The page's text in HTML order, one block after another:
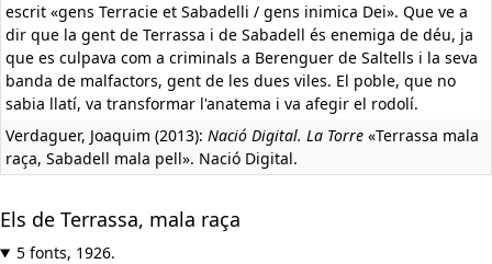
escrit «gens Terracie et Sabadelli / gens inimica Dei». Que ve a
dir que la gent de Terrassa i de Sabadell és enemiga de déu, ja
que es culpava com a criminals a Berenguer de Saltells i la seva
banda de malfactors, gent de les dues viles. El poble, que no
sabia llatí, va transformar l'anatema i va afegir el rodolí.
Verdaguer, Joaquim (2013): Nació Digital. La Torre «Terrassa mala
raça, Sabadell mala pell». Nació Digital.
Els de Terrassa, mala raça
5 fonts, 1926.